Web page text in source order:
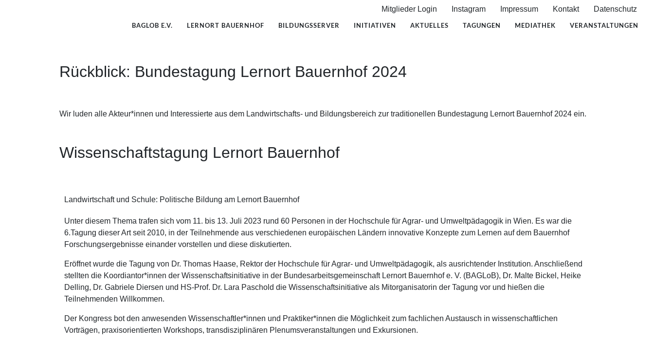
Mitglieder Login Instagram Impressum Kontakt Datenschutz
BAGLOB E.V. LERNORT BAUERNHOF BILDUNGSSERVER INITIATIVEN AKTUELLES TAGUNGEN MEDIATHEK VERANSTALTUNGEN
Rückblick: Bundestagung Lernort Bauernhof 2024
Wir luden alle Akteur*innen und Interessierte aus dem Landwirtschafts- und Bildungsbereich zur traditionellen Bundestagung Lernort Bauernhof 2024 ein.
Wissenschaftstagung Lernort Bauernhof
Landwirtschaft und Schule: Politische Bildung am Lernort Bauernhof
Unter diesem Thema trafen sich vom 11. bis 13. Juli 2023 rund 60 Personen in der Hochschule für Agrar- und Umweltpädagogik in Wien. Es war die
6.Tagung dieser Art seit 2010, in der Teilnehmende aus verschiedenen europäischen Ländern innovative Konzepte zum Lernen auf dem Bauernhof
Forschungsergebnisse einander vorstellen und diese diskutierten.
Eröffnet wurde die Tagung von Dr. Thomas Haase, Rektor der Hochschule für Agrar- und Umweltpädagogik, als ausrichtender Institution. Anschließend
stellten die Koordiantor*innen der Wissenschaftsinitiative in der Bundesarbeitsgemeinschaft Lernort Bauernhof e. V. (BAGLoB), Dr. Malte Bickel, Heike
Delling, Dr. Gabriele Diersen und HS-Prof. Dr. Lara Paschold die Wissenschaftsinitiative als Mitorganisatorin der Tagung vor und hießen die
Teilnehmenden Willkommen.
Der Kongress bot den anwesenden Wissenschaftler*innen und Praktiker*innen die Möglichkeit zum fachlichen Austausch in wissenschaftlichen
Vorträgen, praxisorientierten Workshops, transdisziplinären Plenumsveranstaltungen und Exkursionen.